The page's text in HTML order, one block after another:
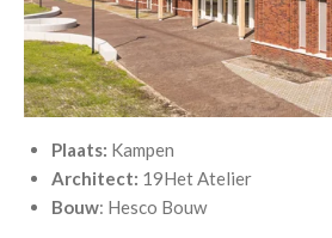
Plaats: Kampen
Architect: 19Het Atelier
Bouw: Hesco Bouw